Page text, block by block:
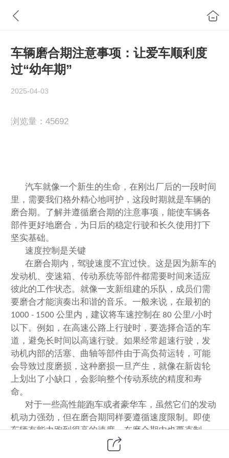
车辆磨合期注意事项：让爱车顺利度
过“幼年期”
2025-04-03
浏览量： 45692
汽车就像一个新生的生命，在刚出厂后的一段时间
里，需要我们格外精心地呵护，这段时期就是车辆的
磨合期。了解并遵循磨合期的注意事项，能使车辆各
部件更好地磨合，为日后的稳定行驶和长久使用打下
坚实基础。
速度控制是关键
在磨合期内，驾驶速度不宜过快。这是因为新车的
发动机、变速箱、传动系统等部件都需要时间来适应
彼此的工作状态。就像一支新组建的乐队，成员们需
要磨合才能演奏出和谐的音乐。一般来说，在最初的
1000 - 1500 公里内，建议将车速控制在 80 公里/小时
以下。例如，在高速公路上行驶时，要选择合适的车
道，避免长时间以高速行驶。如果经常超速行驶，发
动机内部的活塞、曲轴等部件由于高负荷运转，可能
会导致过度磨损，这种磨损一旦产生，就像在新齿轮
上划出了小缺口，会影响整个传动系统的精度和寿
命。
对于一些高性能跑车或者豪华车，虽然它们的发动
机动力强劲，但在磨合期同样要遵循速度限制。即使
车辆有能力跑到很高的速度，在磨合期内也要克制。
比如一辆配备大排量发动机的跑车，磨合期内如果肆